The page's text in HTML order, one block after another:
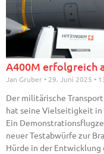
A400M erfolgreich
Jan Gruber 29. Juni 2025
Der militärische
hat seine Vielseitigkeit
Ein
neuer Testabwürfe zur
Hürde in der Entwicklung